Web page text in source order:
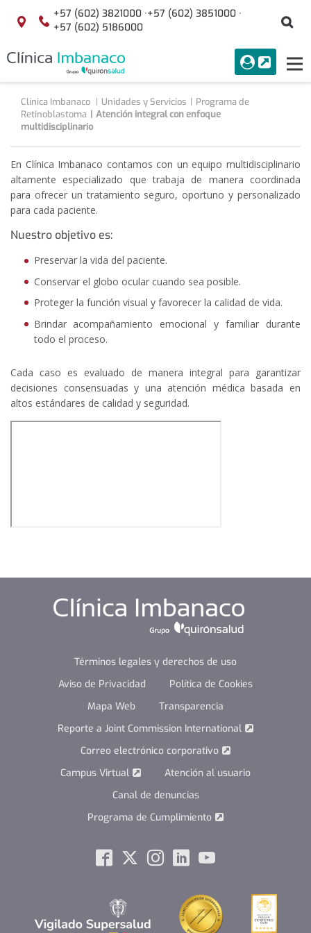
Saltar al contenido
Localización
+57 (602) 3821000 ·+57 (602) 3851000 ·
+57 (602) 5186000
menuAcceso
Buscar
Clínica Imbanaco Unidades y Servicios
Programa de
Retinoblastoma
Atención integral con enfoque
multidisciplinario
En Clínica Imbanaco contamos con un equipo multidisciplinario
altamente especializado que trabaja de manera coordinada
para ofrecer un tratamiento seguro, oportuno y personalizado
para cada paciente.
Nuestro objetivo es:
Preservar la vida del paciente.
Conservar el globo ocular cuando sea posible.
Proteger la función visual y favorecer la calidad de vida.
Brindar acompañamiento emocional y familiar durante
todo el proceso.
Cada caso es evaluado de manera integral para garantizar
decisiones consensuadas y una atención médica basada en
altos estándares de calidad y seguridad.
Términos legales y derechos de uso
Aviso de Privacidad
Política de Cookies
Mapa Web
Transparencia
Reporte a Joint Commission International
Correo electrónico corporativo
Campus Virtual
Atención al usuario
Canal de denuncias
Programa de Cumplimiento